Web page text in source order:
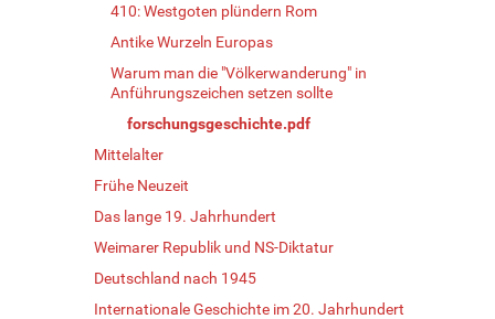
410: Westgoten plündern Rom
Antike Wurzeln Europas
Warum man die "Völkerwanderung" in
Anführungszeichen setzen sollte
forschungsgeschichte.pdf
Mittelalter
Frühe Neuzeit
Das lange 19. Jahrhundert
Weimarer Republik und NS-Diktatur
Deutschland nach 1945
Internationale Geschichte im 20. Jahrhundert